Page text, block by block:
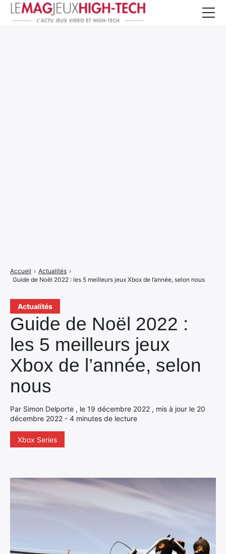
Actualités
Guide de Noël 2022 :
les 5 meilleurs jeux
Xbox de l’année, selon
nous
Par Simon Delporte , le 19 décembre 2022 , mis à jour le 20
décembre 2022 - 4 minutes de lecture
Xbox Series
Accueil › Actualités ›
Guide de Noël 2022 : les 5 meilleurs jeux Xbox de l’année, selon nous